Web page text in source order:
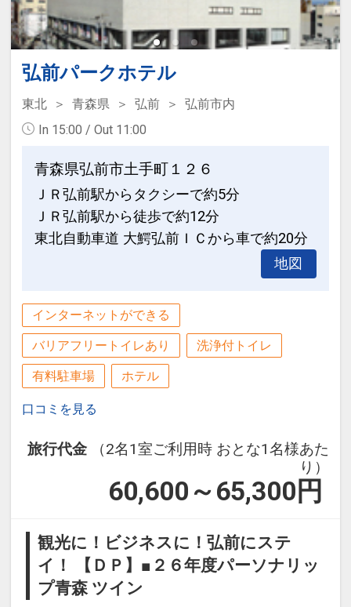
弘前パークホテル
東北 青森県 弘前
弘前市内
In 15:00 / Out 11:00
青森県弘前市土手町１２６
ＪＲ弘前駅からタクシーで約5分
ＪＲ弘前駅から徒歩で約12分
東北自動車道 大鰐弘前ＩＣから車で約20分
地図
インターネットができる
バリアフリートイレあり 洗浄付トイレ
有料駐車場 ホテル
口コミを見る
旅行代金
（2名1室ご利用時 おとな1名様あた
り）
60,600～65,300 円
観光に！ビジネスに！弘前にステ
イ！ 【ＤＰ】■２６年度パーソナリッ
プ青森 ツイン